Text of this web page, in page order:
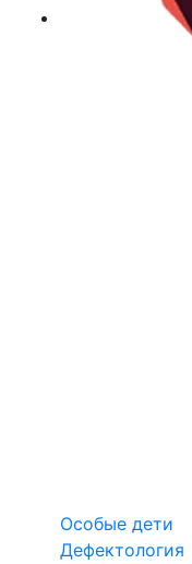
Особые дети
Дефектология